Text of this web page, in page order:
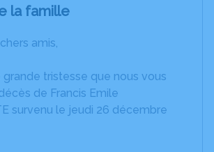
la famille
amis,
grande tristesse que nous vous
de Francis Emile
survenu le jeudi 26 décembre